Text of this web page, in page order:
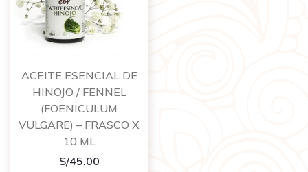
ACEITE ESENCIAL DE
HINOJO / FENNEL
(FOENICULUM
VULGARE) – FRASCO X
10 ML
S/45.00